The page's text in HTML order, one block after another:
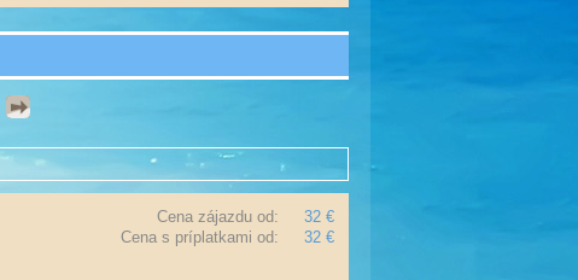
Cena zájazdu od:
32 €
Cena s príplatkami od:
32 €